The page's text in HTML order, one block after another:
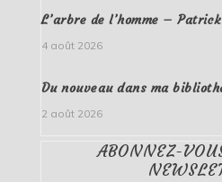
L’arbre de l’homme –
4 août 2026
Du nouveau dans ma
2 août 2026
ABONNEZ-